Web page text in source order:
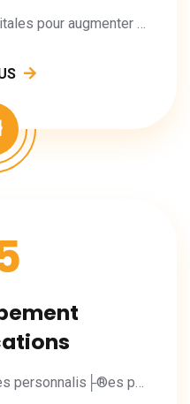
Strat├®gies marketing digitales pour augmenter votre visibilit├® et vos conversions.
Applications web et mobiles personnalis├®es pour vos besoins m├®tier.